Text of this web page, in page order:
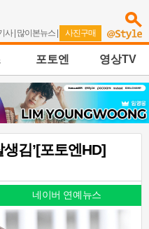
사| 많이본뉴스 | 사진구매
포토엔 영상TV
김’[포토엔HD]
네이버 연예뉴스